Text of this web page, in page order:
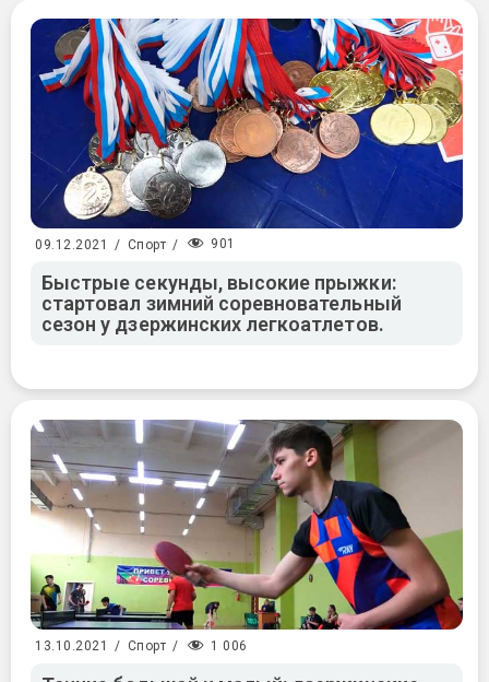
09.12.2021 / Спорт / 901
Быстрые секунды, высокие прыжки:
стартовал зимний соревновательный
сезон у дзержинских легкоатлетов.
13.10.2021 / Спорт / 1 006